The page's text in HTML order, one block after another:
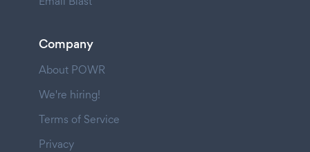
Company
About POWR
We're hiring!
Terms of Service
Privacy